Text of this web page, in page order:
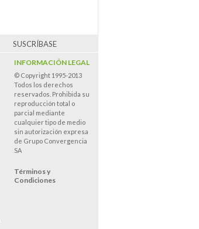
SUSCRÍBASE
INFORMACIÓN LEGAL
© Copyright 1995-2013
Todos los derechos
reservados. Prohibida su
reproducción total o
parcial mediante
cualquier tipo de medio
sin autorización expresa
de Grupo Convergencia
SA
Términos y
Condiciones